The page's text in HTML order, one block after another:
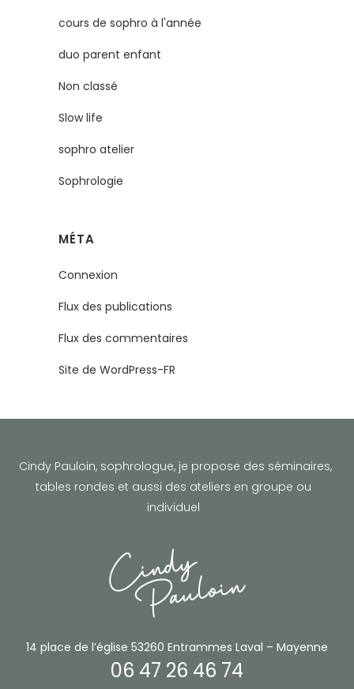
cours de sophro à l'année
duo parent enfant
Non classé
Slow life
sophro atelier
Sophrologie
MÉTA
Connexion
Flux des publications
Flux des commentaires
Site de WordPress-FR
Cindy Pauloin, sophrologue, je propose des séminaires,
tables rondes et aussi des ateliers en groupe ou
individuel
14 place de l’église 53260 Entrammes Laval – Mayenne
06 47 26 46 74